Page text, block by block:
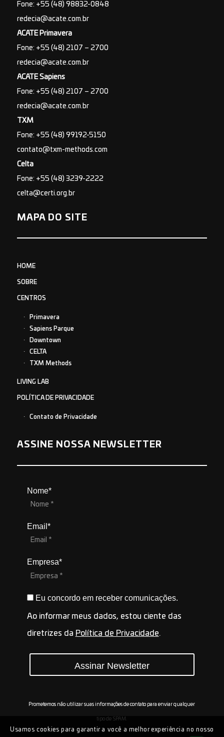
Fone: +55 (48) 98832-0848
redecia@acate.com.br
ACATE Primavera
Fone: +55 (48) 2107 – 2700
redecia@acate.com.br
ACATE Sapiens
Fone: +55 (48) 2107 – 2700
redecia@acate.com.br
TXM
Fone: +55 (48) 99192-5150
contato@txm-methods.com
Celta
Fone: +55 (48) 3239-2222
celta@certi.org.br
MAPA DO SITE
HOME
SOBRE
CENTROS
Primavera
Sapiens Parque
Downtown
CELTA
TXM Methods
LIVING LAB
POLÍTICA DE PRIVACIDADE
Contato de Privacidade
ASSINE NOSSA NEWSLETTER
Nome*
Email*
Empresa*
Eu concordo em receber comunicações.
Ao informar meus dados, estou ciente das
diretrizes da Política de Privacidade.
Assinar Newsletter
Prometemos não utilizar suas informações de contato para enviar qualquer
tipo de SPAM.
Usamos cookies para garantir a você a melhor experiência no nosso